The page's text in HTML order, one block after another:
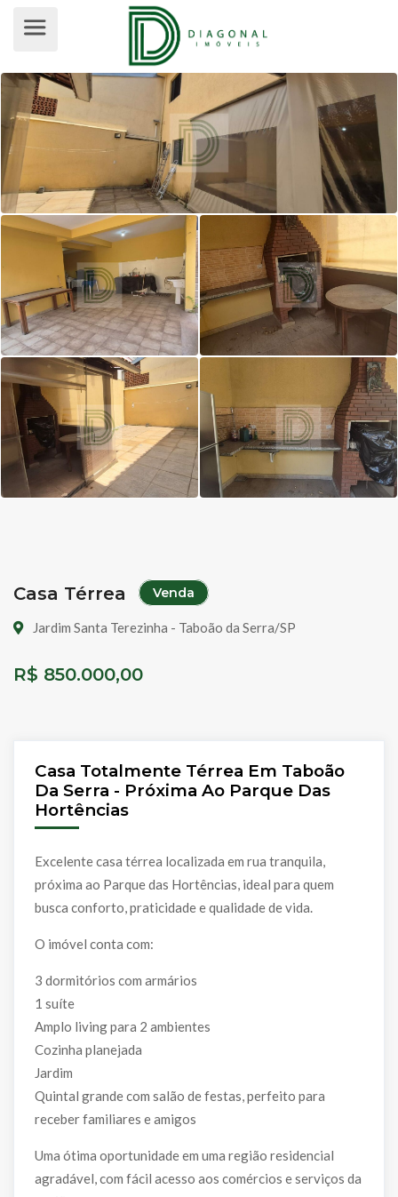
CASA TÉRREA PARA VENDA,
Casa Térrea Venda
Jardim Santa Terezinha - Taboão da Serra/SP
R$ 850.000,00
Casa Totalmente Térrea Em Taboão
Da Serra - Próxima Ao Parque Das
Hortências
Excelente casa térrea localizada em rua tranquila,
próxima ao Parque das Hortências, ideal para quem
busca conforto, praticidade e qualidade de vida.
O imóvel conta com:
3 dormitórios com armários
1 suíte
Amplo living para 2 ambientes
Cozinha planejada
Jardim
Quintal grande com salão de festas, perfeito para
receber familiares e amigos
Uma ótima oportunidade em uma região residencial
agradável, com fácil acesso aos comércios e serviços da